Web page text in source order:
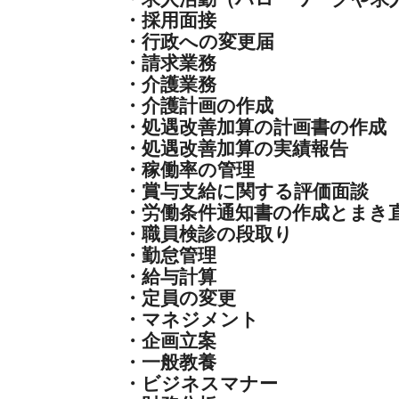
・採用面接
・行政への変更届
・請求業務
・介護業務
・介護計画の作成
・処遇改善加算の計画書の作成
・処遇改善加算の実績報告
・稼働率の管理
・賞与支給に関する評価面談
・労働条件通知書の作成とまき
・職員検診の段取り
・勤怠管理
・給与計算
・定員の変更
・マネジメント
・企画立案
・一般教養
・ビジネスマナー